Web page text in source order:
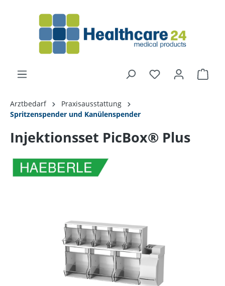
Arztbedarf
Praxisausstattung
Spritzenspender und Kanülenspender
Injektionsset PicBox® Plus